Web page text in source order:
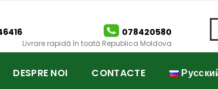
078420580
Livrare rapidă în toată Republica Moldova
DESPRE NOI CONTACTE